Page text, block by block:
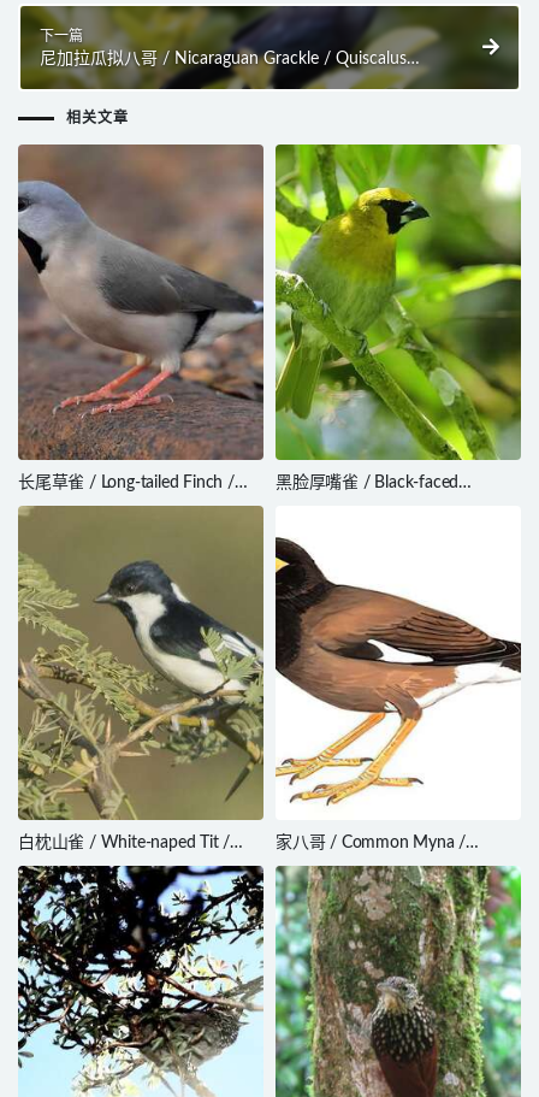
下一篇
尼加拉瓜拟八哥 / Nicaraguan Grackle / Quiscalus
nicaraguensis
相关文章
长尾草雀 / Long-tailed Finch /
Poephila acuticauda
黑脸厚嘴雀 / Black-faced
白枕山雀 / White-naped Tit /
Machlolophus nuchalis
家八哥 / Common Myna /
Acridotheres tristis